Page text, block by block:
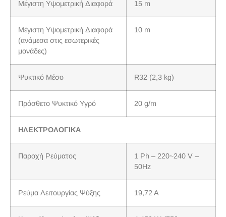
Μέγιστη Υψομετρική Διαφορά 15 m
Μέγιστη Υψομετρική Διαφορά
(ανάμεσα στις εσωτερικές
μονάδες)
10 m
Ψυκτικό Μέσο R32 (2,3 kg)
Πρόσθετο Ψυκτικό Υγρό 20 g/m
ΗΛΕΚΤΡΟΛΟΓΙΚΑ
Παροχή Ρεύματος
1 Ph – 220~240 V –
50Hz
Ρεύμα Λειτουργίας Ψύξης 19,72 A